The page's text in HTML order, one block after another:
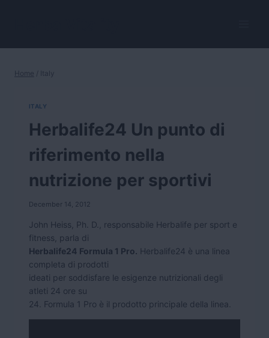
Home / Italy
ITALY
Herbalife24 Un punto di
riferimento nella
nutrizione per sportivi
December 14, 2012
John Heiss, Ph. D., responsabile Herbalife per sport e
fitness, parla di
Herbalife24 Formula 1 Pro. Herbalife24 è una linea
completa di prodotti
ideati per soddisfare le esigenze nutrizionali degli
atleti 24 ore su
24. Formula 1 Pro è il prodotto principale della linea.